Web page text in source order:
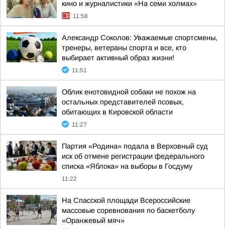
кино и журналистики «На семи холмах»
11:58
Александр Соколов: Уважаемые спортсмены,
тренеры, ветераны спорта и все, кто
выбирает активный образ жизни!
11:51
Облик енотовидной собаки не похож на
остальных представителей псовых,
обитающих в Кировской области
11:27
Партия «Родина» подала в Верховный суд
иск об отмене регистрации федерального
списка «Яблока» на выборы в Госдуму
11:22
На Спасской площади Всероссийские
массовые соревнования по баскетболу
«Оранжевый мяч»